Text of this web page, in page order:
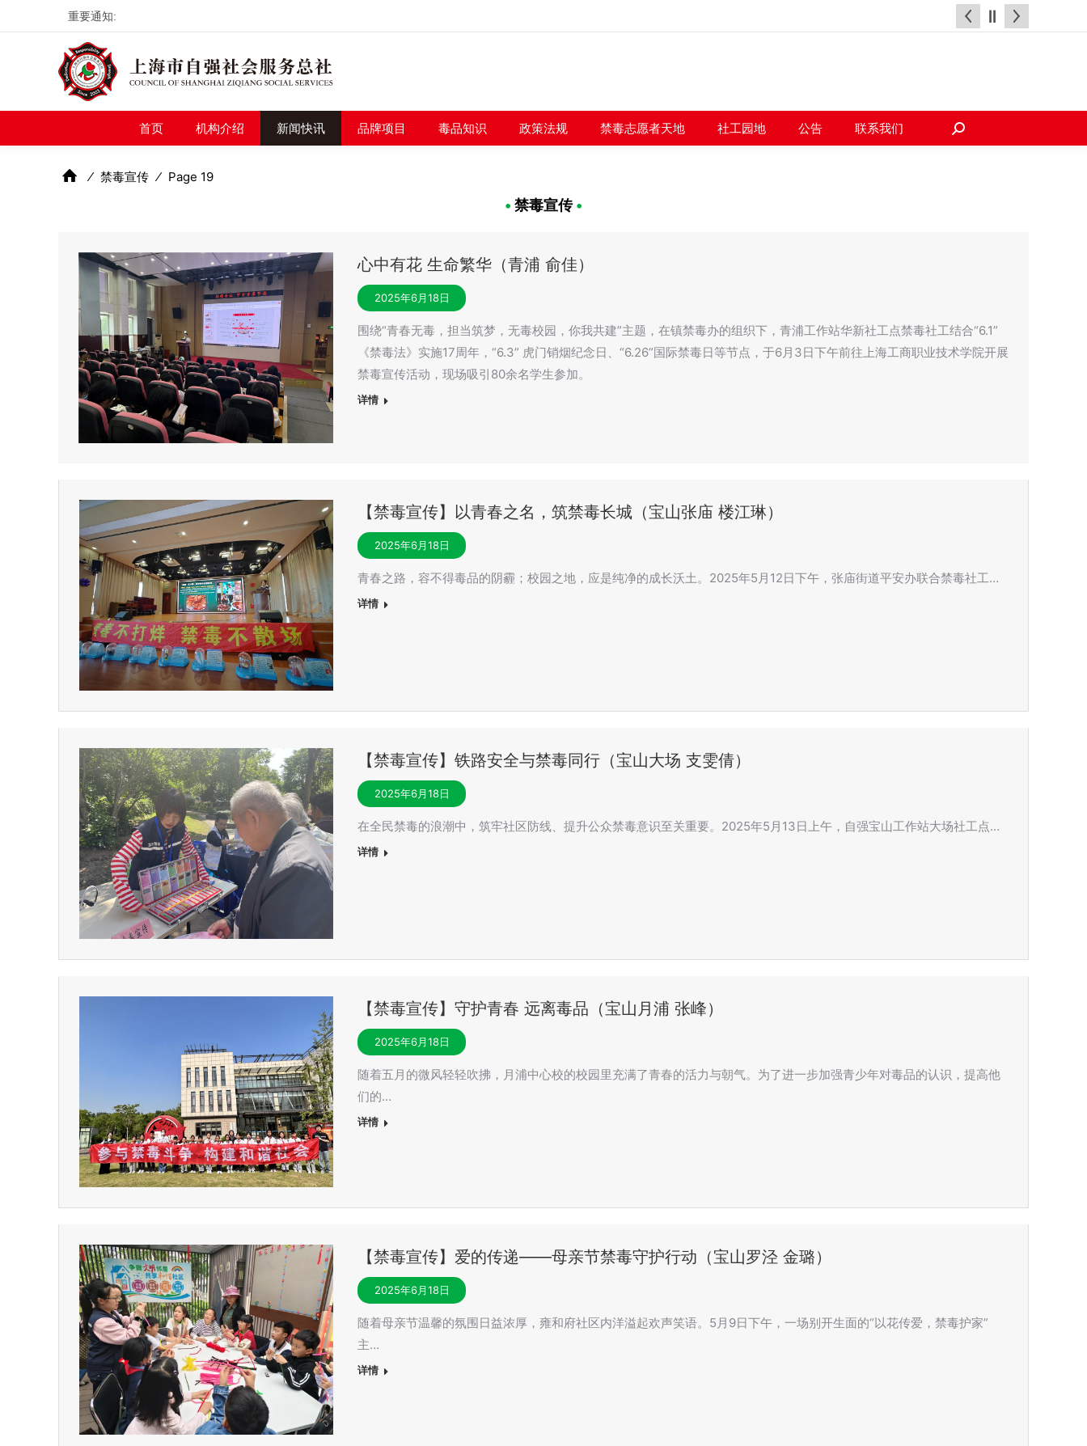
重要通知:
首页 机构介绍 新闻快讯 品牌项目 毒品知识 政策法规 禁毒志愿者天地 社工园地 公告 联系我们
搜
⁄ 禁毒宣传 ⁄ Page 19
• 禁毒宣传•
心中有花 生命繁华（青浦 俞佳）
2025年6月18日
围绕“青春无毒，担当筑梦，无毒校园，你我共建”主题，在镇禁毒办的组织下，青浦工作站华新社工点禁毒社工结合“6.1”
《禁毒法》实施17周年，“6.3” 虎门销烟纪念日、“6.26”国际禁毒日等节点，于6月3日下午前往上海工商职业技术学院开展
禁毒宣传活动，现场吸引80余名学生参加。
详情
【禁毒宣传】以青春之名，筑禁毒长城（宝山张庙 楼江琳）
2025年6月18日
青春之路，容不得毒品的阴霾；校园之地，应是纯净的成长沃土。2025年5月12日下午，张庙街道平安办联合禁毒社工…
详情
【禁毒宣传】铁路安全与禁毒同行（宝山大场 支雯倩）
2025年6月18日
在全民禁毒的浪潮中，筑牢社区防线、提升公众禁毒意识至关重要。2025年5月13日上午，自强宝山工作站大场社工点…
详情
【禁毒宣传】守护青春 远离毒品（宝山月浦 张峰）
2025年6月18日
随着五月的微风轻轻吹拂，月浦中心校的校园里充满了青春的活力与朝气。为了进一步加强青少年对毒品的认识，提高他
们的…
详情
【禁毒宣传】爱的传递——母亲节禁毒守护行动（宝山罗泾 金璐）
2025年6月18日
随着母亲节温馨的氛围日益浓厚，雍和府社区内洋溢起欢声笑语。5月9日下午，一场别开生面的“以花传爱，禁毒护家”
主…
详情
首页 机构介绍 新闻快讯 品牌项目 毒品知识 政策法规 禁毒志愿者天地 社工园地 公告 联系我们
搜